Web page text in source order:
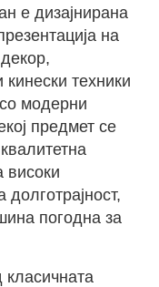
е дизајнирана
на
техники
модерни
предмет се
високи
погодна за
класичната